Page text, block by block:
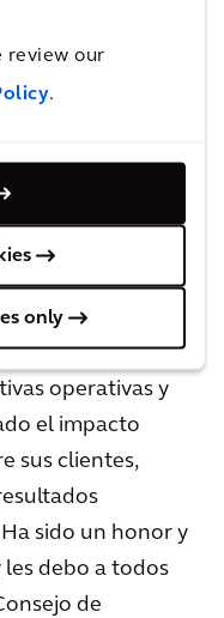
review our
.
only
éxito de
de
trabajar con
colaborado
cinco años
hora de poner en
operativas y
el impacto
sus clientes,
sido un honor y
debo a todos
de